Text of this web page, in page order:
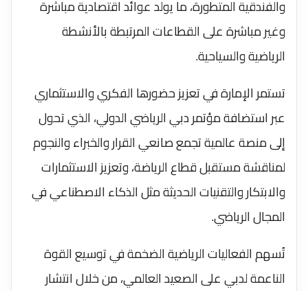
والفندقية المتطورة، ما يولد عوائد اقتصادية مباشرة
وغير مباشرة على القطاعات المرتبطة بالأنشطة
الرياضية والسياحية.
تستمر الإمارة في تعزيز حضورها الفكري والاستثماري
عبر استضافة مؤتمر دبي الرياضي الدولي، الذي تحول
إلى منصة عالمية تجمع صانعي القرار والخبراء والنجوم
لمناقشة مستقبل قطاع الرياضة، وتعزيز الاستثمارات
والابتكار والتقنيات الحديثة مثل الذكاء الاصطناعي في
المجال الرياضي.
تُسهم الفعاليات الرياضية الضخمة في توسيع القوة
الناعمة لدبي على الصعيد العالمي، من خلال انتشار